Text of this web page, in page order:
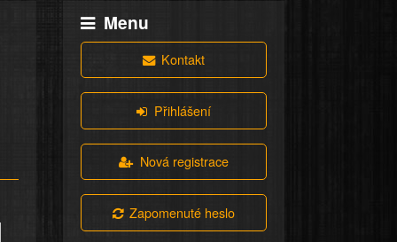
Menu
Kontakt
Přihlášení
Nová registrace
Zapomenuté heslo